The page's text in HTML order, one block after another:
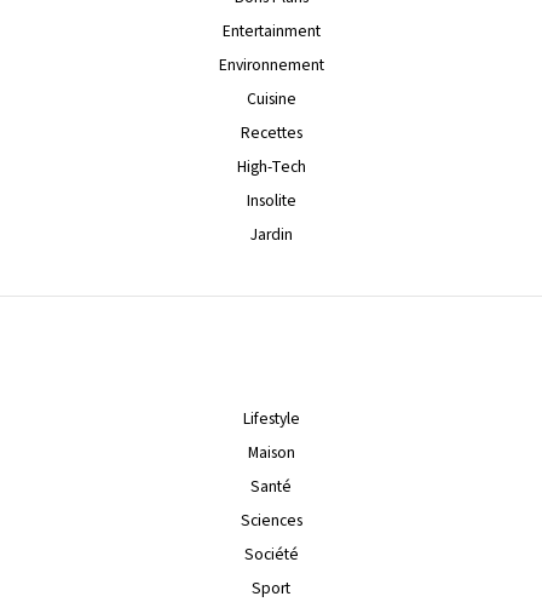
Entertainment
Environnement
Cuisine
Recettes
High-Tech
Insolite
Jardin
Lifestyle
Maison
Santé
Sciences
Société
Sport